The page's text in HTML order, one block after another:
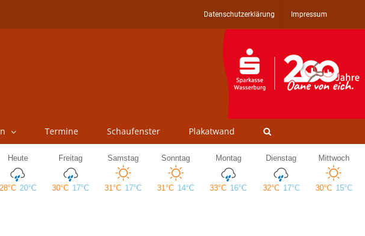
Datenschutzerklärung Impressum
Termine Schaufenster Plakatwand